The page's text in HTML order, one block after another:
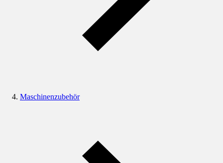
Maschinenzubehör